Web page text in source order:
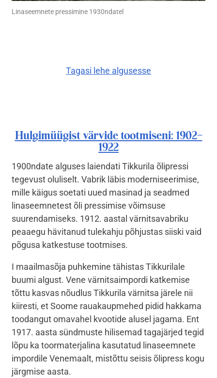
Linaseemnete pressimine 1930ndatel
Tagasi lehe algusesse
Hulgimüügist värvide tootmiseni: 1902–
1922
1900ndate alguses laiendati Tikkurila õlipressi
tegevust oluliselt. Vabrik läbis moderniseerimise,
mille käigus soetati uued masinad ja seadmed
linaseemnetest õli pressimise võimsuse
suurendamiseks. 1912. aastal värnitsavabriku
peaaegu hävitanud tulekahju põhjustas siiski vaid
põgusa katkestuse tootmises.
I maailmasõja puhkemine tähistas Tikkurilale
buumi algust. Vene värnitsaimpordi katkemise
tõttu kasvas nõudlus Tikkurila värnitsa järele nii
kiiresti, et Soome rauakaupmehed pidid hakkama
toodangut omavahel kvootide alusel jagama. Ent
1917. aasta sündmuste hilisemad tagajärjed tegid
lõpu ka toormaterjalina kasutatud linaseemnete
impordile Venemaalt, mistõttu seisis õlipress kogu
järgmise aasta.